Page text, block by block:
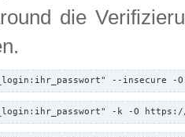
die
--insecure -
-k -O https://